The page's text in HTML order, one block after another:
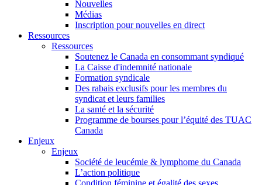
Nouvelles
Médias
Inscription pour nouvelles en direct
Ressources
Ressources
Soutenez le Canada en consommant syndiqué
La Caisse d'indemnité nationale
Formation syndicale
Des rabais exclusifs pour les membres du
syndicat et leurs families
La santé et la sécurité
Programme de bourses pour l’équité des TUAC
Canada
Enjeux
Enjeux
Société de leucémie & lymphome du Canada
L’action politique
Condition féminine et égalité des sexes